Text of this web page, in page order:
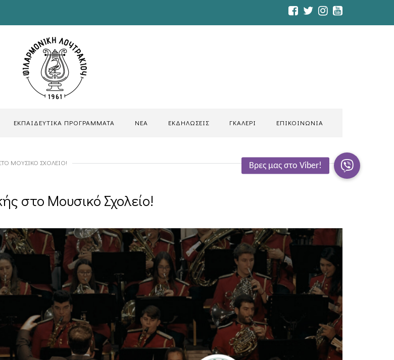
ΕΚΠΑΙΔΕΥΤΙΚΑ ΠΡΟΓΡΑΜΜΑΤΑ ΝΕΑ ΕΚΔΗΛΩΣΕΙΣ ΓΚΑΛΕΡΙ ΕΠΙΚΟΙΝΩΝΙΑ
ΜΟΥΣΙΚΌ ΣΧΟΛΕΊΟ!
στο Μουσικό Σχολείο!